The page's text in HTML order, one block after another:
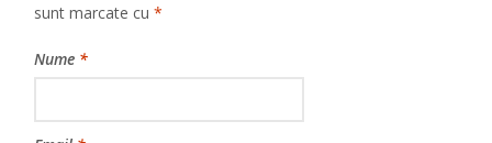
sunt marcate cu*
Nume *